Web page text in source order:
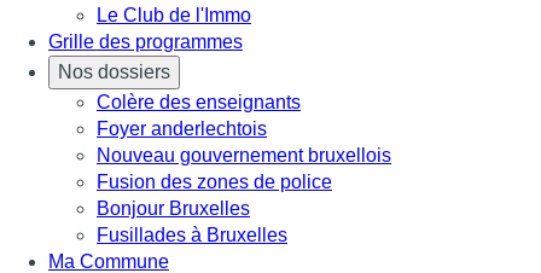
Le Club de l'Immo
Grille des programmes
Nos dossiers
Colère des enseignants
Foyer anderlechtois
Nouveau gouvernement bruxellois
Fusion des zones de police
Bonjour Bruxelles
Fusillades à Bruxelles
Ma Commune